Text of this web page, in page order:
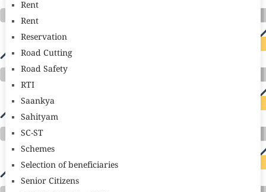
Rent
Rent
Reservation
Road Cutting
Road Safety
RTI
Saankya
Sahityam
SC-ST
Schemes
Selection of beneficiaries
Senior Citizens